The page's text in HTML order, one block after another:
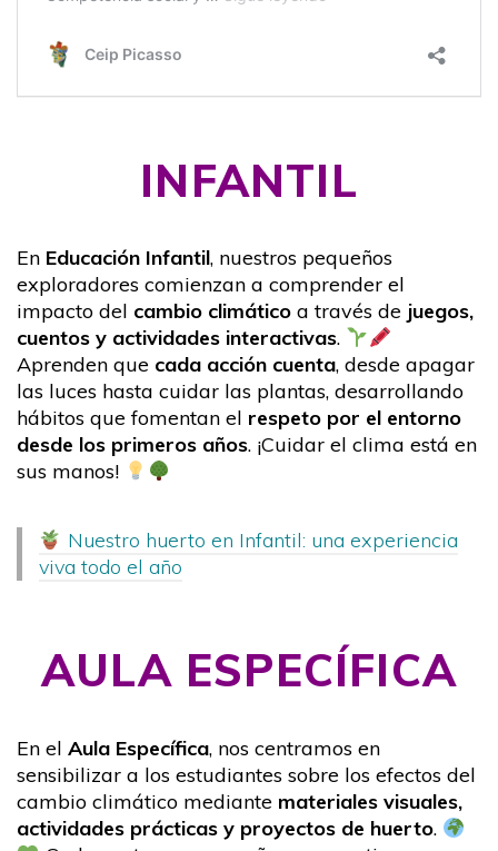
INFANTIL
En Educación Infantil, nuestros pequeños
exploradores comienzan a comprender el
impacto del cambio climático a través de juegos,
cuentos y actividades interactivas.
Aprenden que cada acción cuenta, desde apagar
las luces hasta cuidar las plantas, desarrollando
hábitos que fomentan el respeto por el entorno
desde los primeros años. ¡Cuidar el clima está en
sus manos!
Nuestro huerto en Infantil: una experiencia
viva todo el año
AULA ESPECÍFICA
En el Aula Específica, nos centramos en
sensibilizar a los estudiantes sobre los efectos del
cambio climático mediante materiales visuales,
actividades prácticas y proyectos de huerto.